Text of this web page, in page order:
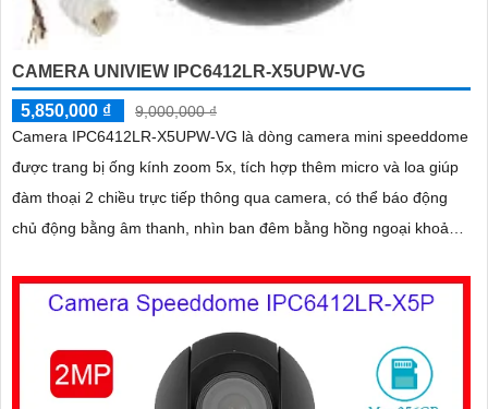
CAMERA UNIVIEW IPC6412LR-X5UPW-VG
5,850,000 ₫
9,000,000 ₫
Camera IPC6412LR-X5UPW-VG là dòng camera mini speeddome
được trang bị ống kính zoom 5x, tích hợp thêm micro và loa giúp
đàm thoại 2 chiều trực tiếp thông qua camera, có thể báo động
chủ động bằng âm thanh, nhìn ban đêm bằng hồng ngoại khoảng